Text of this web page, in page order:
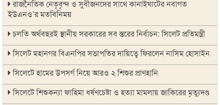
রাজনৈতিক নেতৃবৃন্দ ও সুধীজনদের সাথে কানাইঘাটের নবাগত
ইউএনও’র মতবিনিময়
চলতি অর্থবছরই স্থানীয় সরকারের সব স্তরের নির্বাচন: সিলেট প্রতিমন্ত্রী
সিলেট মহানগর বিএনপির সভাপতির দায়িত্বে ফিরলেন নাসিম হোসাইন
সিলেটে হামের উপসর্গ নিয়ে আরও ২ শিশুর প্রাণহানি
সিলেটে শিশুকন্যা ফাহিমা ধর্ষণচেষ্টা ও হত্যা মামলায় জাকিরের মৃত্যুদণ্ড